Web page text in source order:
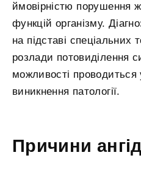
ймовірністю порушення
функцій організму.
на підставі спеціальних
розлади потовиділення
можливості
виникнення патології.
Причини